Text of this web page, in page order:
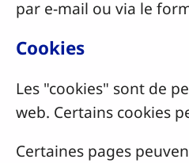
par e-mail ou via le
Cookies
Les "cookies" sont de
web. Certains cookies
Certaines pages